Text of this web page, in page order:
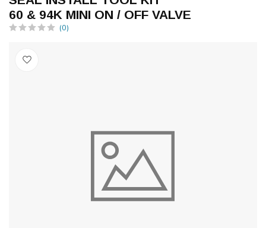
60 & 94K MINI ON / OFF VALVE
(0)